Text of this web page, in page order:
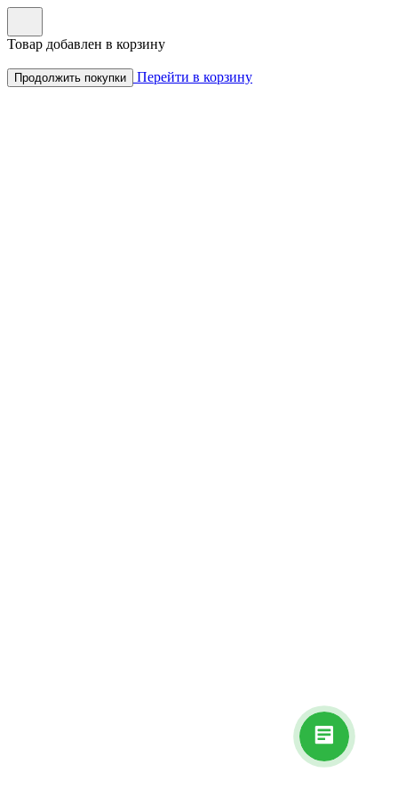
Товар добавлен в корзину
Продолжить покупки Перейти в корзину